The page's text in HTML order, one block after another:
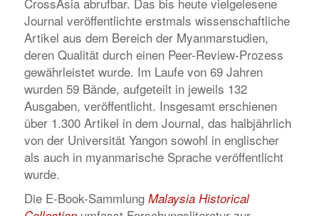
Journal veröffentlichte erstmals wissenschaftliche
Artikel aus dem Bereich der Myanmarstudien,
deren Qualität durch einen Peer-Review-Prozess
gewährleistet wurde. Im Laufe von 69 Jahren
wurden 59 Bände, aufgeteilt in jeweils 132
Ausgaben, veröffentlicht. Insgesamt erschienen
über 1.300 Artikel in dem Journal, das halbjährlich
von der Universität Yangon sowohl in englischer
als auch in myanmarische Sprache veröffentlicht
wurde.
Die E-Book-Sammlung Malaysia Historical